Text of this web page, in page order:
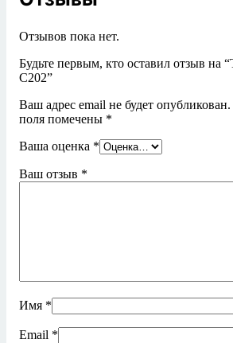
Отзывов пока нет.
Будьте первым, кто оставил отзыв на
C202”
Ваш адрес email не будет опубликован.
поля помечены *
Ваша оценка *
Ваш отзыв *
Имя *
Email *